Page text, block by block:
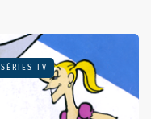
SÉRIES TV